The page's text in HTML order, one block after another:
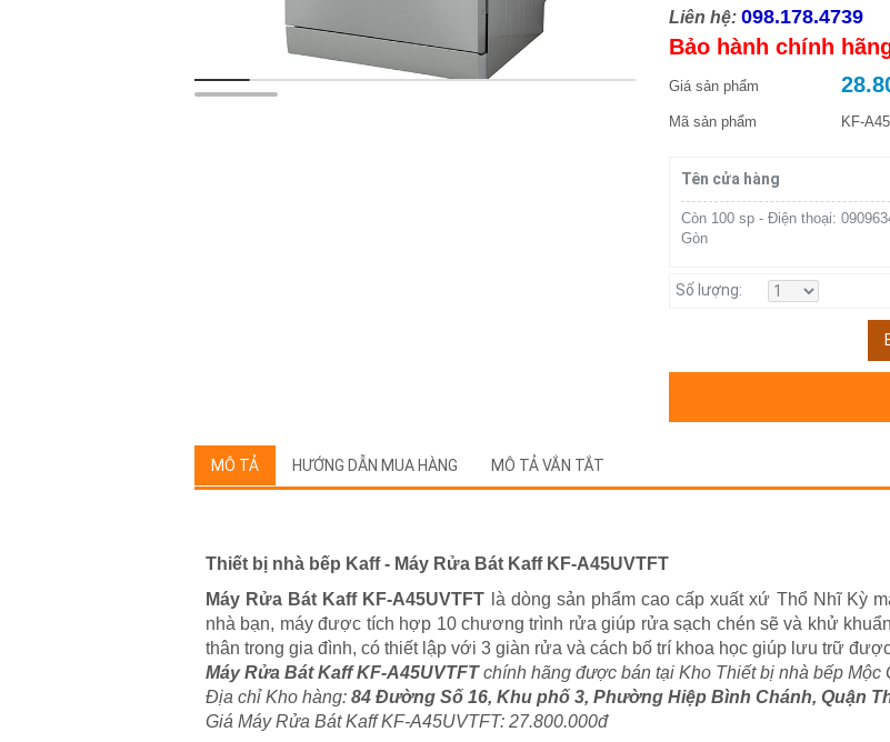
Liên hệ: 098.178.4739
Bảo hành chính
Giá sản phẩm
Mã sản phẩm KF-
Tên cửa hàng
Còn 100 sp - Điện thoại:
Gòn
Số lượng:
MÔ TẢ HƯỚNG DẪN MUA HÀNG MÔ TẢ VẮN TẮT
Thiết bị nhà bếp Kaff - Máy Rửa Bát Kaff KF-A45UVTFT
Máy Rửa Bát Kaff KF-A45UVTFT là dòng sản phẩm cao cấp xuất xứ Thổ Nhĩ Kỳ
nhà bạn, máy được tích hợp 10 chương trình rửa giúp rửa sạch chén sẽ và khử
thân trong gia đình, có thiết lập với 3 giàn rửa và cách bố trí khoa học giúp lưu trữ
Máy Rửa Bát Kaff KF-A45UVTFTchính hãng được bán tại Kho Thiết bị nhà bếp Mộc
Địa chỉ Kho hàng: 84 Đường Số 16, Khu phố 3, Phường Hiệp Bình Chánh, Quận
Giá Máy Rửa Bát Kaff KF-A45UVTFT: 27.800.000đ